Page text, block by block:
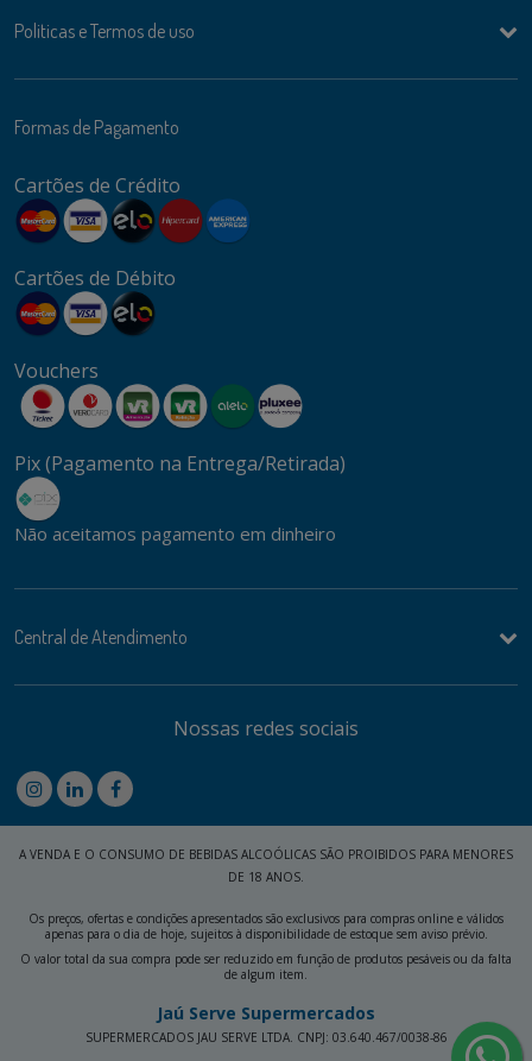
Politicas e Termos de uso
Formas de Pagamento
Cartões de Crédito
Cartões de Débito
Vouchers
Pix (Pagamento na Entrega/Retirada)
Não aceitamos pagamento em dinheiro
Central de Atendimento
Nossas redes sociais
A VENDA E O CONSUMO DE BEBIDAS ALCOÓLICAS SÃO PROIBIDOS PARA MENORES
DE 18 ANOS.
Os preços, ofertas e condições apresentados são exclusivos para compras online e válidos
apenas para o dia de hoje, sujeitos à disponibilidade de estoque sem aviso prévio.
O valor total da sua compra pode ser reduzido em função de produtos pesáveis ou da falta
de algum item.
Jaú Serve Supermercados
SUPERMERCADOS JAU SERVE LTDA. CNPJ: 03.640.467/0038-86